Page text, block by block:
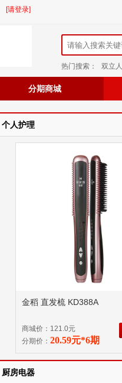
[请登录]
热门搜索： 双立人
分期商城
个人护理
金稻 直发梳 KD388A
商城价：121.0元
分期价： 20.59元*6期
厨房电器